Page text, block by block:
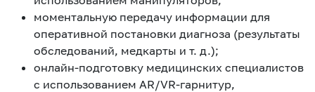
моментальную передачу информации для
оперативной постановки диагноза (результаты
обследований, медкарты и т. д.);
онлайн-подготовку медицинских специалистов
с использованием AR/VR-гарнитур,